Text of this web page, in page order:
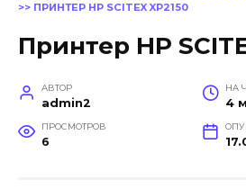
>> ПРИНТЕР HP SCITEX XP2150
Принтер HP
АВТОР
admin2
НА
4
ПРОСМОТРОВ
6